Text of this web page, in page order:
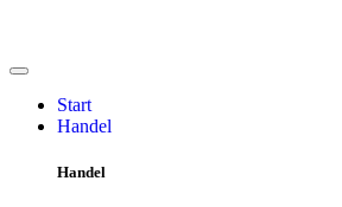
Start
Handel
Handel